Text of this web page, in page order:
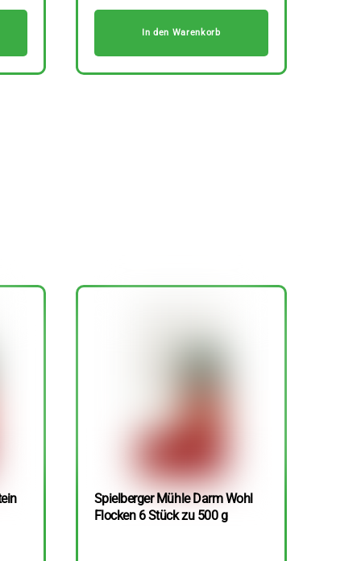
In den Warenkorb
Spielberger Mühle Darm Wohl
Flocken 6 Stück zu 500 g